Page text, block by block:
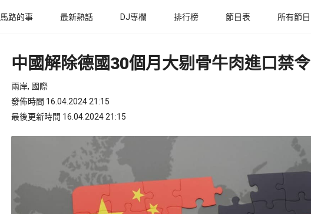
馬路的事 最新熱話 DJ專欄 排行榜 節目表 所有節目
中國解除德國30個月大剔骨牛肉進口禁令
兩岸, 國際
發佈時間 16.04.2024 21:15
最後更新時間 16.04.2024 21:15